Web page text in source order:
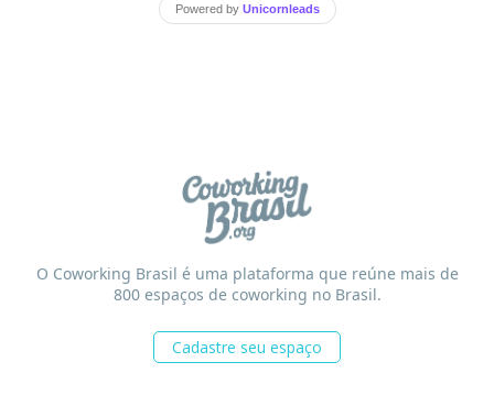
Powered by Unicornleads
O Coworking Brasil é uma plataforma que reúne mais de
800 espaços de coworking no Brasil.
Cadastre seu espaço